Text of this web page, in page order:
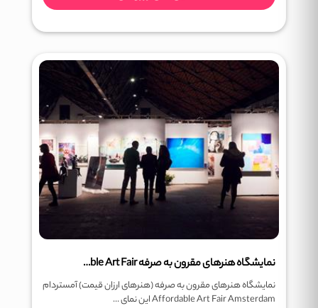
نمایشگاه هنرهای مقرون به صرفه Affrodable Art Fair
نمایشگاه هنرهای مقرون به صرفه (هنرهای ارزان قیمت) آمستردام
Affordable Art Fair Amsterdam این نمای ...